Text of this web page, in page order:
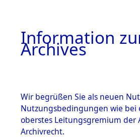
Information
Archives
Wir begrüßen Sie als neuen
Nutzungsbedingungen wie bei
oberstes Leitungsgremium der
Archivrecht.